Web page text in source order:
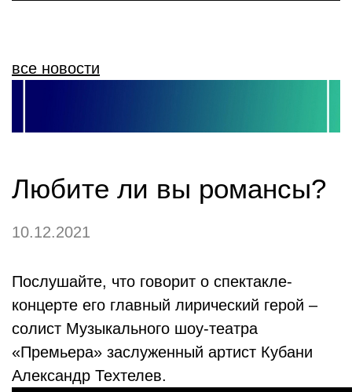
все новости
Любите ли вы романсы?
10.12.2021
Послушайте, что говорит о спектакле-
концерте его главный лирический герой –
солист Музыкального шоу-театра
«Премьера» заслуженный артист Кубани
Александр Техтелев.